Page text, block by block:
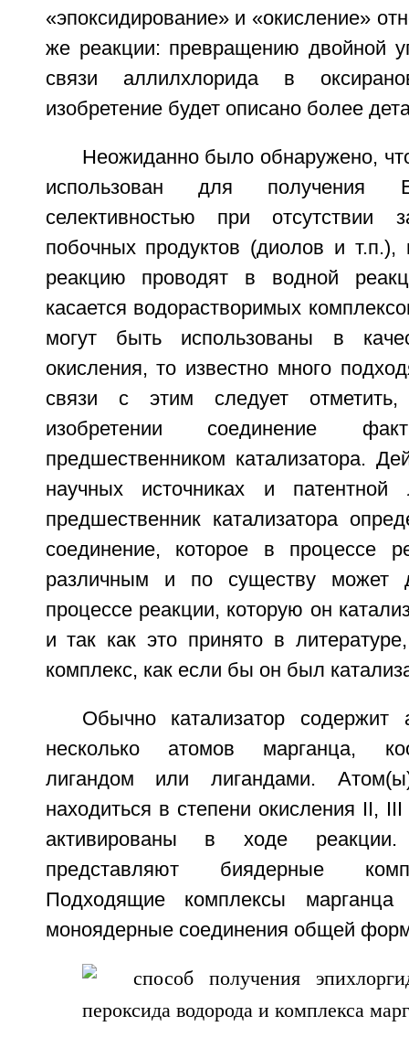
«эпоксидирование» и «окисление»
же реакции: превращению двойной
связи аллилхлорида в
изобретение будет описано более
Неожиданно было обнаружено,
использован для
селективностью при отсутствии
побочных продуктов (диолов и т.п.),
реакцию проводят в водной
касается водорастворимых
могут быть использованы в
окисления, то известно много
связи с этим следует
изобретении соединение
предшественником катализатора.
научных источниках и патентной
предшественник катализатора
соединение, которое в процессе
различным и по существу может
процессе реакции, которую он
и так как это принято в
комплекс, как если бы он был
Обычно катализатор содержит
несколько атомов марганца,
лигандом или лигандами.
находиться в степени окисления II,
активированы в ходе
представляют биядерные
Подходящие комплексы
моноядерные соединения общей